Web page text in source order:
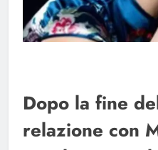
Dopo la fine
relazione con